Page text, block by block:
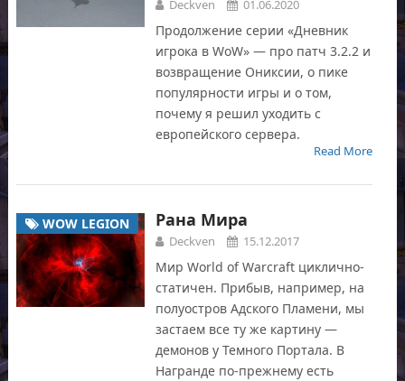
Deckven 01.06.2020
Продолжение серии «Дневник
игрока в WoW» — про патч 3.2.2 и
возвращение Ониксии, о пике
популярности игры и о том,
почему я решил уходить с
европейского сервера.
Read More
WOW LEGION Рана Мира
Deckven 15.12.2017
Мир World of Warcraft циклично-
статичен. Прибыв, например, на
полуостров Адского Пламени, мы
застаем все ту же картину —
демонов у Темного Портала. В
Награнде по-прежнему есть